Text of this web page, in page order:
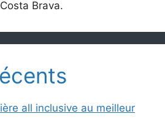
Brava.
all inclusive au meilleur